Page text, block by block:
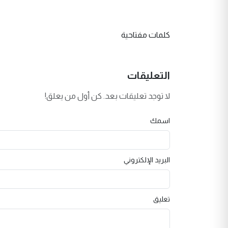
كلمات مفتاحية
التعليقات
لا توجد تعليقات بعد. كن أول من يعلق!
اسمك
البريد الإلكتروني
تعليق